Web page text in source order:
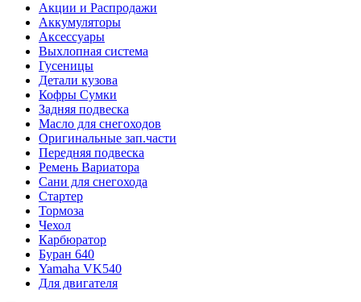
Акции и Распродажи
Аккумуляторы
Аксессуары
Выхлопная система
Гусеницы
Детали кузова
Кофры Сумки
Задняя подвеска
Масло для снегоходов
Оригинальные зап.части
Передняя подвеска
Ремень Вариатора
Сани для снегохода
Стартер
Тормоза
Чехол
Карбюратор
Буран 640
Yamaha VK540
Для двигателя